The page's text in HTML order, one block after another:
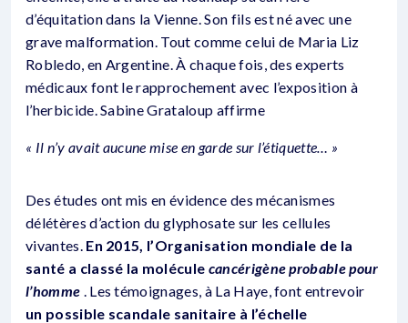
d’équitation dans la Vienne. Son fils est né avec une
grave malformation. Tout comme celui de Maria Liz
Robledo, en Argentine. À chaque fois, des experts
médicaux font le rapprochement avec l’exposition à
l’herbicide. Sabine Grataloup affirme
« Il n’y avait aucune mise en garde sur l’étiquette… »
Des études ont mis en évidence des mécanismes
délétères d’action du glyphosate sur les cellules
vivantes.En 2015, l’Organisation mondiale de la
santé a classé la molécule cancérigène probable pour
l’homme . Les témoignages, à La Haye, font entrevoir
un possible scandale sanitaire à l’échelle